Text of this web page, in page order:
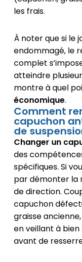
les frais.
À noter que si le
endommagé, le
complet
atteindre
montre à quel
économique.
Comment
capuchon
de
Changer un
des
spécifiques. Si
par démonter la
de direction.
capuchon
graisse
en veillant à
avant de